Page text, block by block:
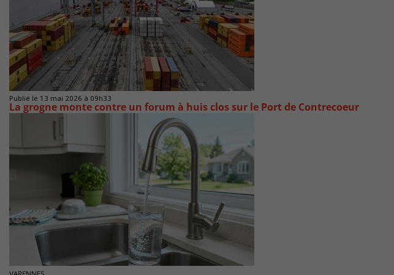
Publié le 13 mai 2026 à 09h33
La grogne monte contre un forum à huis clos sur le Port de Contrecoeur